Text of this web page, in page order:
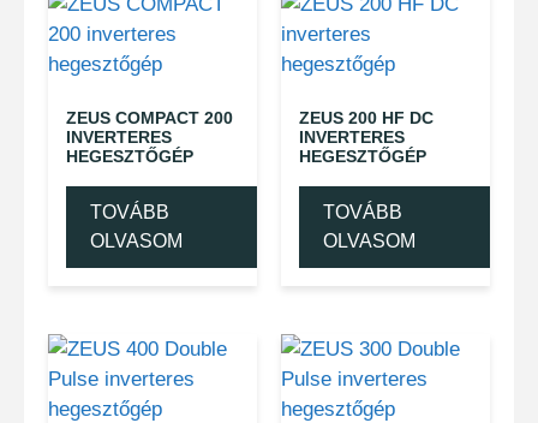
ZEUS COMPACT 200
INVERTERES
HEGESZTŐGÉP
TOVÁBB
OLVASOM
ZEUS 200 HF DC
INVERTERES
HEGESZTŐGÉP
TOVÁBB
OLVASOM